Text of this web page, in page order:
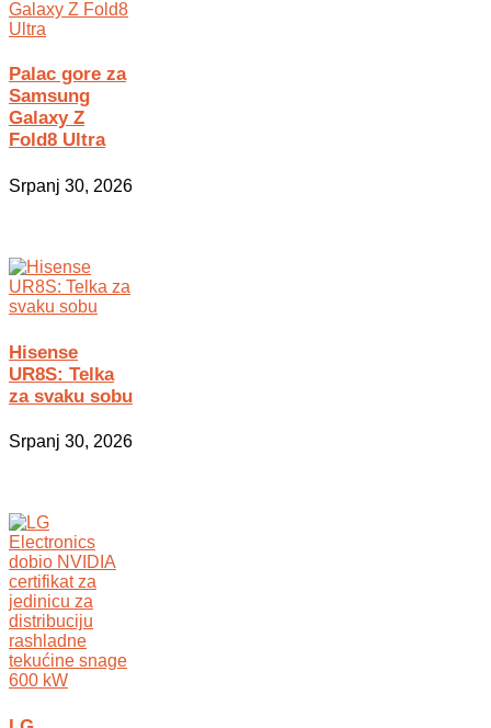
Palac gore za
Samsung
Galaxy Z
Fold8 Ultra
Srpanj 30, 2026
Hisense
UR8S: Telka
za svaku sobu
Srpanj 30, 2026